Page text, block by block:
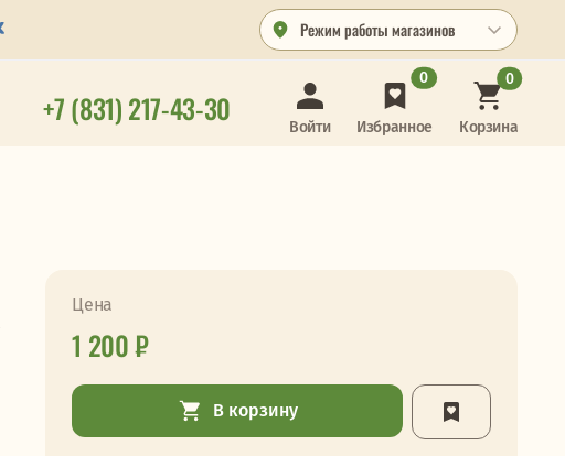
Режим работы магазинов
+7 (831) 217-43-30 Войти Избранное
0
Корзина
0
Цена
1 200 ₽
В корзину